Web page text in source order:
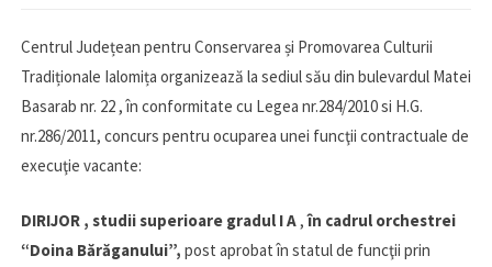
Centrul Județean pentru Conservarea și Promovarea Culturii
Tradiționale Ialomița organizează la sediul său din bulevardul Matei
Basarab nr. 22 , în conformitate cu Legea nr.284/2010 si H.G.
nr.286/2011, concurs pentru ocuparea unei funcţii contractuale de
execuţie vacante:
DIRIJOR , studii superioare gradul I A,în cadrul orchestrei
“Doina Bărăganului”, post aprobat în statul de funcţii prin